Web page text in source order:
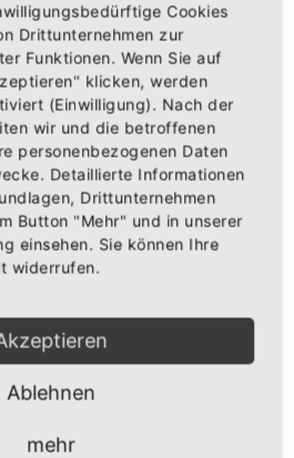
DEN WARENKORB
DIE WUNSCHLISTE
Cap, veredelt mit
Cookies
Drittunternehmen zur
Funktionen. Wenn Sie auf
klicken, werden
(Einwilligung). Nach der
wir und die betroffenen
personenbezogenen Daten
Detaillierte Informationen
Drittunternehmen
Button "Mehr" und in unserer
einsehen. Sie können Ihre
widerrufen.
Ablehnen
mehr